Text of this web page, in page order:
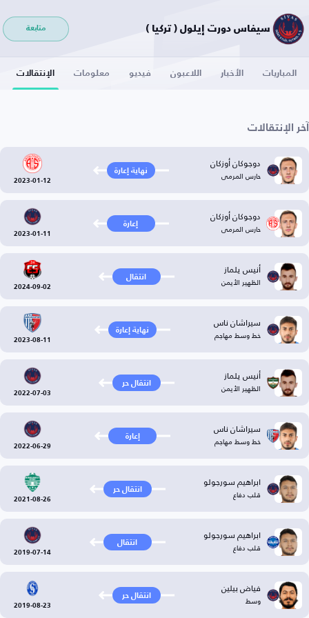
سيفاس دورت إيلول ( تركيا ) متابعة
المباريات الأخبار اللاعبون فيديو معلومات الإنتقالات
آخر الإنتقالات
دوجوكان أوزكان
حارس المرمى نهاية إعارة
2023-01-12
دوجوكان أوزكان
حارس المرمى إعارة
2023-01-11
أنيس يلماز
الظهير الأيمن انتقال
2024-09-02
سيراشان ناس
خط وسط مهاجم نهاية إعارة
2023-08-11
أنيس يلماز
الظهير الأيمن انتقال حر
2022-07-03
سيراشان ناس
خط وسط مهاجم إعارة
2022-06-29
ابراهيم سورجولو
قلب دفاع انتقال حر
2021-08-26
ابراهيم سورجولو
قلب دفاع انتقال
2019-07-14
فياض بيلين
وسط انتقال حر
2019-08-23